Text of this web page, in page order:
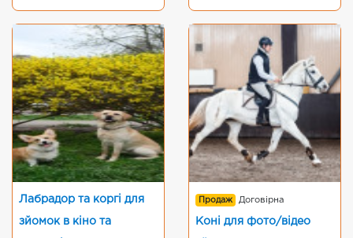
Лабрадор та коргі для
зйомок в кіно та
Продаж Договірна
Коні для фото/відео